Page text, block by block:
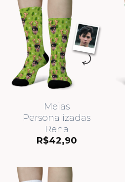
Meias
Personalizadas
Rena
R$42,90